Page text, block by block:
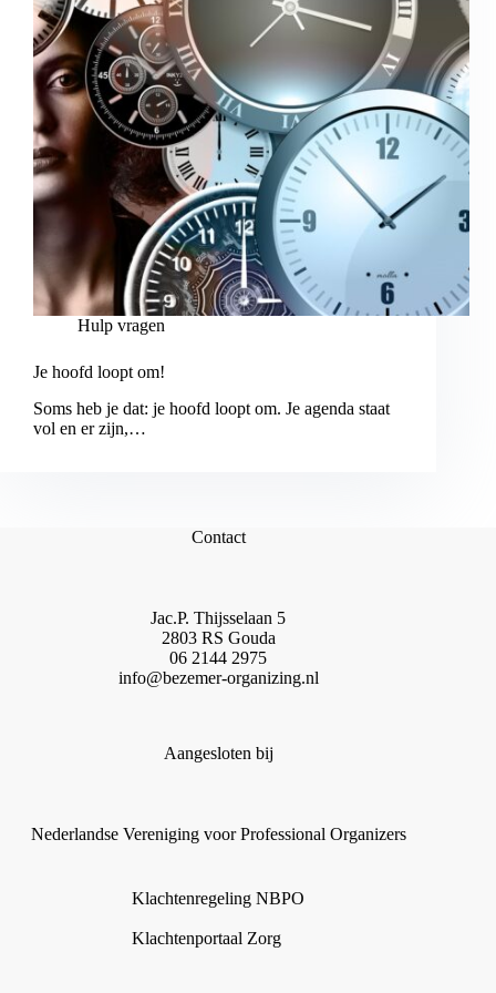
Hulp vragen
Je hoofd loopt om!
Soms heb je dat: je hoofd loopt om. Je agenda staat
vol en er zijn,…
Contact
Jac.P. Thijsselaan 5
2803 RS Gouda
06 2144 2975
info@bezemer-organizing.nl
Aangesloten bij
Nederlandse Vereniging voor Professional Organizers
Klachtenregeling NBPO
Klachtenportaal Zorg